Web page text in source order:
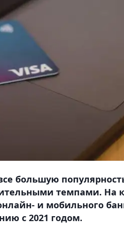
большую
темпами. На
и мобильного
с 2021 годом.